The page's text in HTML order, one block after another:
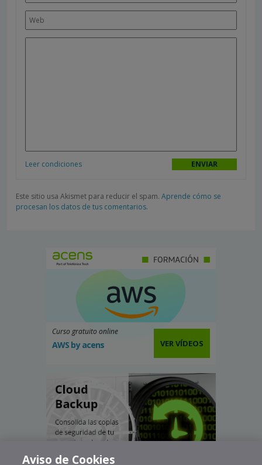
Leer condiciones
Este sitio usa Akismet para reducir el spam. Aprende cómo se
procesan los datos de tus comentarios.
Curso gratuito online
AWS by acens VER VÍDEOS
Aviso de Cookies